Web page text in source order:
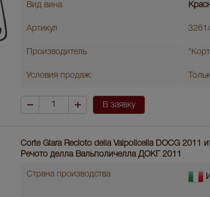
Вид вина
Артикул
Производитель
Условия продаж:
В заявку
Corte Giara Recioto della Valpolicella DOCG 2011
Речото делла Вальполичелла ДОКГ 2011
Страна производства